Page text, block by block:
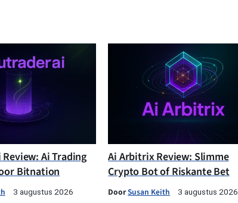
Ai Trading
Bitnation
3 augustus 2026
Ai Arbitrix Review: Slimme
Crypto Bot of Riskante Bet
DoorSusan Keith 3 augustus 2026